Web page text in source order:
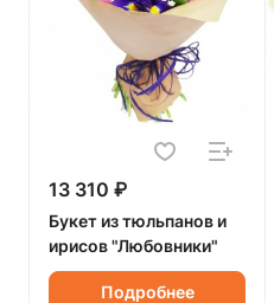
13 310 ₽
Букет из тюльпанов и
ирисов "Любовники"
Подробнее